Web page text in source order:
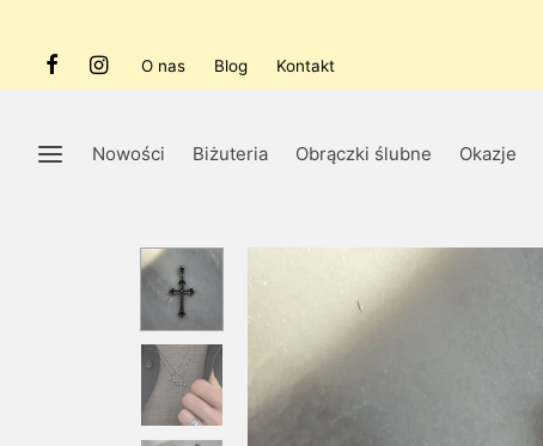
O nas Blog Kontakt
Nowości Biżuteria Obrączki ślubne Okazje